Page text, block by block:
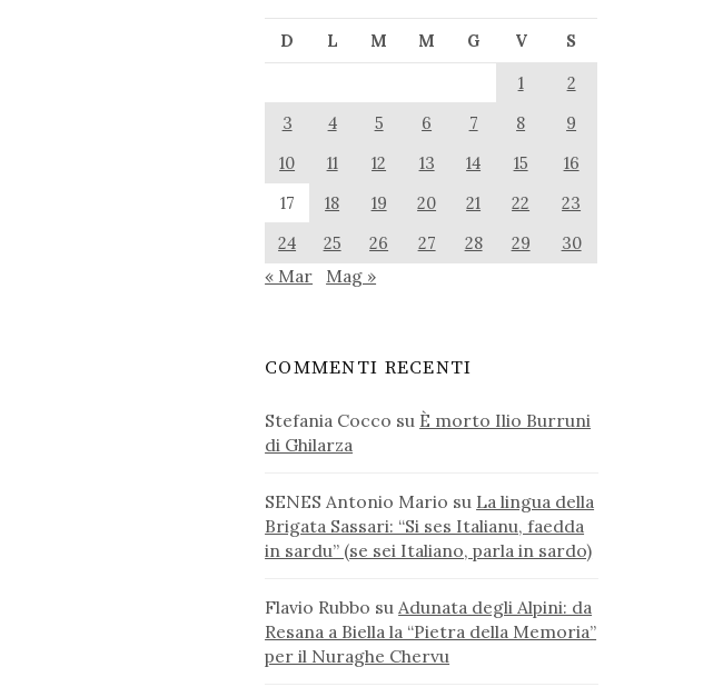
D L M M G V
S
1
2
3
4 5 6 7 8
9
10
11 12 13 14 15
16
17
18 19 20 21 22
23
24
25 26 27 28 29 30
« Mar Mag »
COMMENTI RECENTI
Stefania Cocco su È morto Ilio Burruni
di Ghilarza
SENES Antonio Mario su La lingua della
Brigata Sassari: “Si ses Italianu, faedda
in sardu” (se sei Italiano, parla in sardo)
Flavio Rubbo su Adunata degli Alpini: da
Resana a Biella la “Pietra della Memoria”
per il Nuraghe Chervu